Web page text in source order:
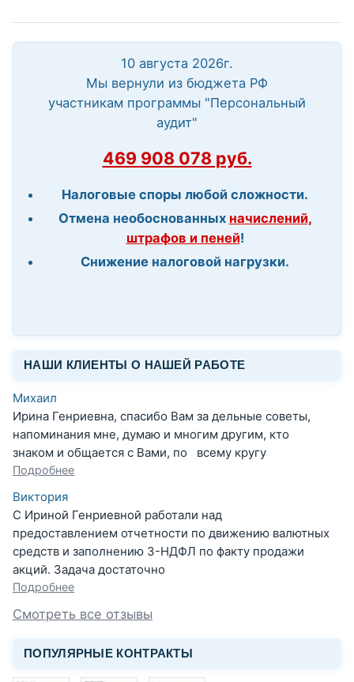
10 августа 2026г.
Мы вернули из бюджета РФ
участникам программы "Персональный
аудит"
469 908 078 руб.
Налоговые споры любой сложности.
Отмена необоснованных начислений,
штрафов и пеней!
Снижение налоговой нагрузки.
НАШИ КЛИЕНТЫ О НАШЕЙ РАБОТЕ
Михаил
Ирина Генриевна, спасибо Вам за дельные советы,
напоминания мне, думаю и многим другим, кто
знаком и общается с Вами, по всему кругу
Подробнее
Виктория
С Ириной Генриевной работали над
предоставлением отчетности по движению валютных
средств и заполнению 3-НДФЛ по факту продажи
акций. Задача достаточно
Подробнее
Смотреть все отзывы
ПОПУЛЯРНЫЕ КОНТРАКТЫ